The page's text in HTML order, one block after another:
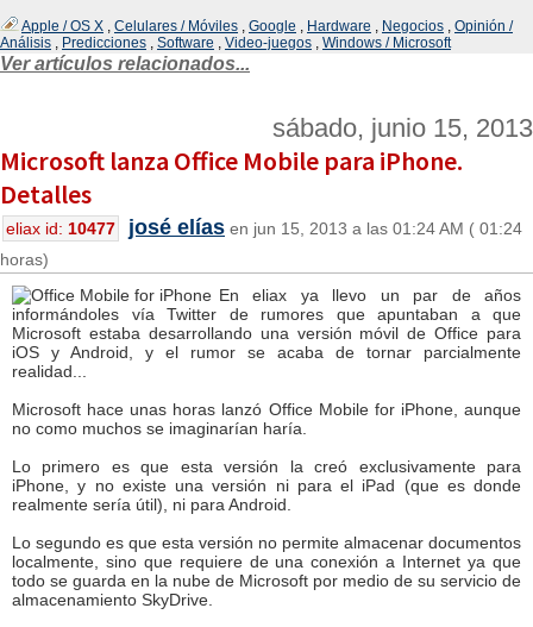
Apple / OS X , Celulares / Móviles , Google , Hardware , Negocios , Opinión /
Análisis , Predicciones , Software , Video-juegos , Windows / Microsoft
Ver artículos relacionados...
sábado, junio 15, 2013
Microsoft lanza Office Mobile para iPhone.
Detalles
eliax id: 10477 josé elías en jun 15, 2013 a las 01:24 AM ( 01:24
horas)
En eliax ya llevo un par de años
informándoles vía Twitter de rumores que apuntaban a que
Microsoft estaba desarrollando una versión móvil de Office para
iOS y Android, y el rumor se acaba de tornar parcialmente
realidad...
Microsoft hace unas horas lanzó Office Mobile for iPhone, aunque
no como muchos se imaginarían haría.
Lo primero es que esta versión la creó exclusivamente para
iPhone, y no existe una versión ni para el iPad (que es donde
realmente sería útil), ni para Android.
Lo segundo es que esta versión no permite almacenar documentos
localmente, sino que requiere de una conexión a Internet ya que
todo se guarda en la nube de Microsoft por medio de su servicio de
almacenamiento SkyDrive.